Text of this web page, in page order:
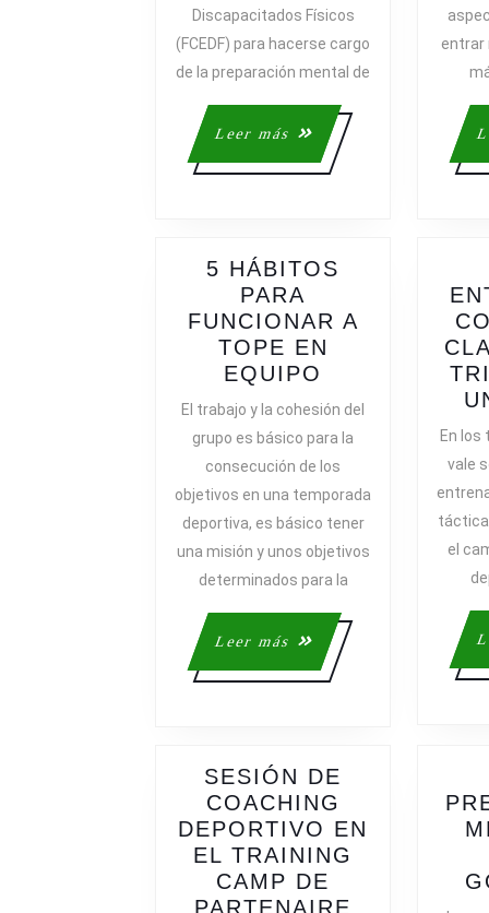
Discapacitados Físicos
(FCEDF) para hacerse cargo
de la preparación mental de
Leer más
Leer
más
entrar
5 HÁBITOS
PARA
FUNCIONAR A
TOPE EN
EQUIPO
HÁBITOS
FUNCIONAR
A
TOPE
EN
EQUIPO
El trabajo y la cohesión del
grupo es básico para la
consecución de los
objetivos en una temporada
deportiva, es básico tener
una misión y unos objetivos
determinados para la
Leer más
Leer
más
En
vale
táctica
el
SESIÓN DE
COACHING
DEPORTIVO EN
EL TRAINING
CAMP DE
PARTENAIRE